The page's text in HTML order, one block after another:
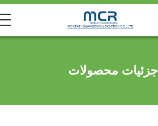
جزئیات محصولات